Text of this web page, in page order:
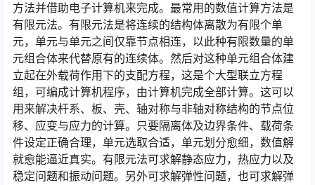
方法并借助电子计算机来完成。最常用的数值计算方法是
有限元法。有限元法是将连续的结构体离散为有限个单
元，单元与单元之间仅靠节点相连，以此种有限数量的单
元组合体来代替原有的连续体。然后对这种单元组合体建
立起在外载荷作用下的支配方程，这是个大型联立方程
组，可编成计算机程序，由计算机完成全部计算。这可以
用来解决杆系、板、壳、轴对称与非轴对称结构的节点位
移、应变与应力的计算。只要隔离体及边界条件、载荷条
件设定正确合理，单元选取合适，单元划分愈细，数值解
就愈能逼近真实。有限元法可求解静态应力，热应力以及
稳定问题和振动问题。另外可求解弹性问题，也可求解弹